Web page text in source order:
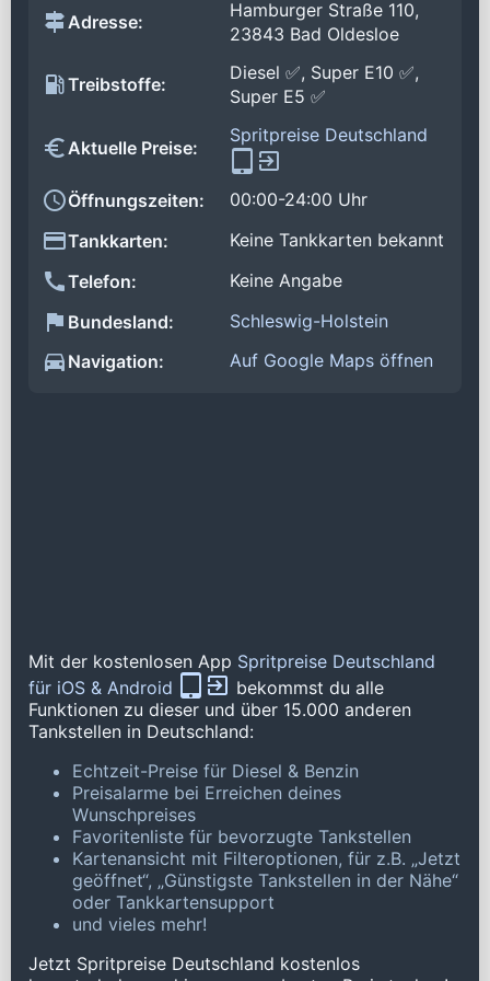
Adresse:
Hamburger Straße 110,
23843 Bad Oldesloe
Treibstoffe:
Diesel ✅, Super E10 ✅,
Super E5 ✅
Aktuelle Preise:
Spritpreise Deutschland
Öffnungszeiten:
00:00-24:00 Uhr
Tankkarten:
Keine Tankkarten bekannt
Telefon:
Keine Angabe
Bundesland:
Schleswig-Holstein
Navigation:
Auf Google Maps öffnen
Mit der kostenlosen App Spritpreise Deutschland
für iOS & Android
bekommst du alle
Funktionen zu dieser und über 15.000 anderen
Tankstellen in Deutschland:
Echtzeit-Preise für Diesel & Benzin
Preisalarme bei Erreichen deines
Wunschpreises
Favoritenliste für bevorzugte Tankstellen
Kartenansicht mit Filteroptionen, für z.B. „Jetzt
geöffnet“, „Günstigste Tankstellen in der Nähe“
oder Tankkartensupport
und vieles mehr!
Jetzt Spritpreise Deutschland kostenlos